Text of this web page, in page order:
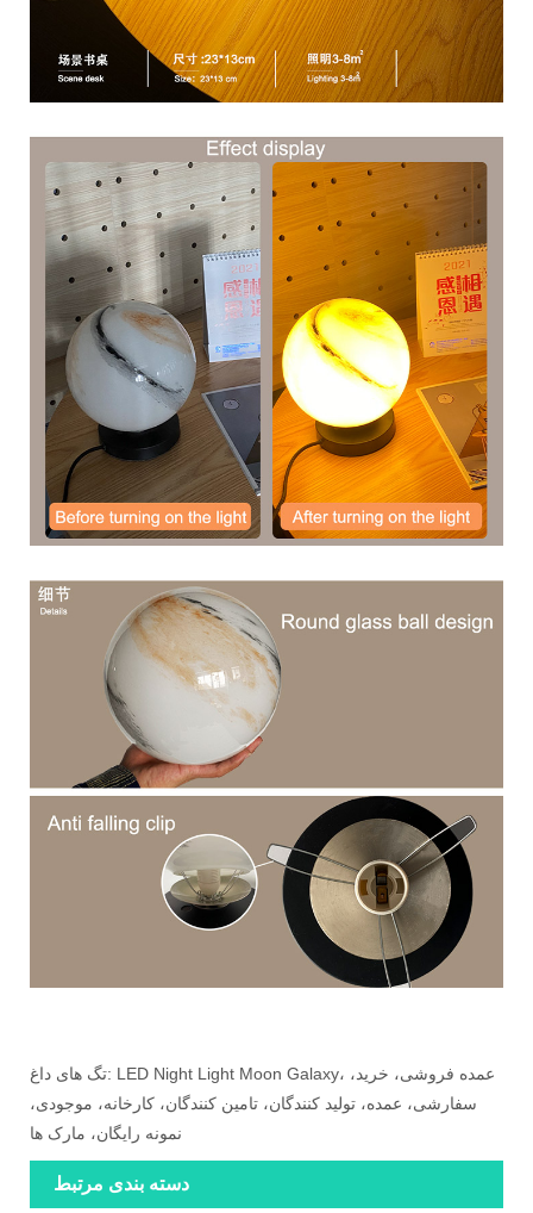
تگ های داغ: LED Night Light Moon Galaxy، عمده فروشی، خرید،
سفارشی، عمده، تولید کنندگان، تامین کنندگان، کارخانه، موجودی،
نمونه رایگان، مارک ها
دسته بندی مرتبط